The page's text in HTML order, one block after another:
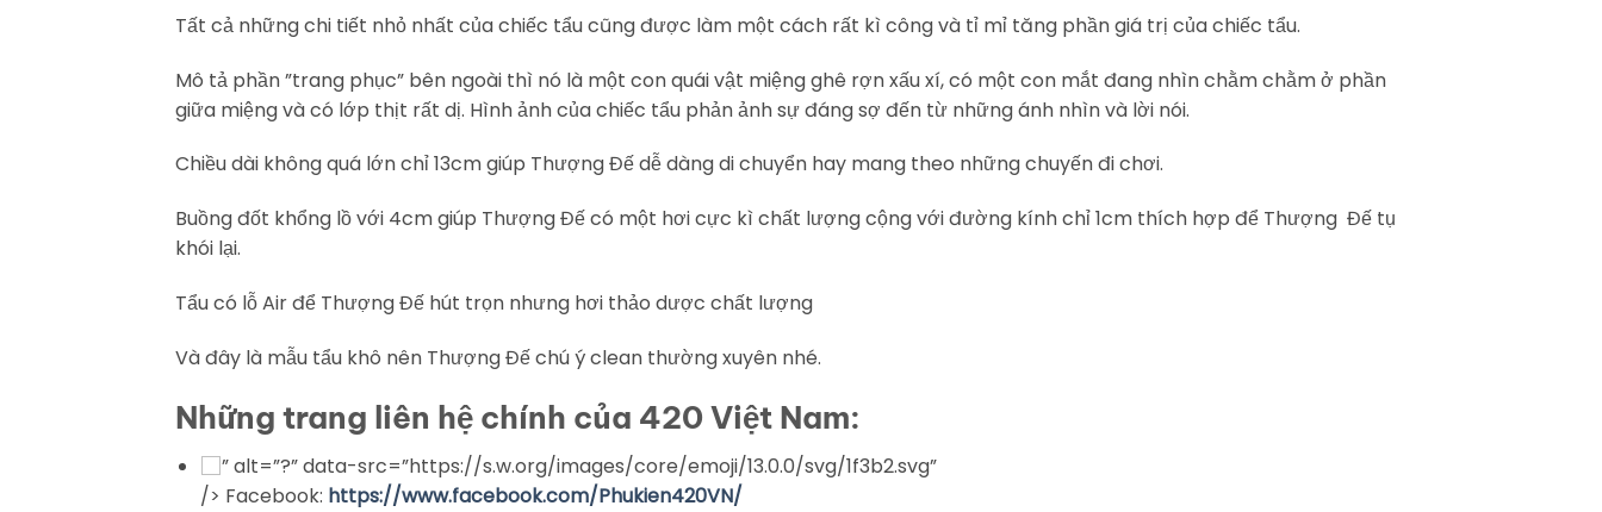
Tất cả những chi tiết nhỏ nhất của chiếc tẩu cũng được làm một cách rất kì công và tỉ mỉ tăng phần giá trị của chiếc tẩu.
Mô tả phần ”trang phục” bên ngoài thì nó là một con quái vật miệng ghê rợn xấu xí, có một con mắt đang nhìn chằm chằm ở phần
giữa miệng và có lớp thịt rất dị. Hình ảnh của chiếc tẩu phản ảnh sự đáng sợ đến từ những ánh nhìn và lời nói.
Chiều dài không quá lớn chỉ 13cm giúp Thượng Đế dễ dàng di chuyển hay mang theo những chuyến đi chơi.
Buồng đốt khổng lồ với 4cm giúp Thượng Đế có một hơi cực kì chất lượng cộng với đường kính chỉ 1cm thích hợp để Thượng Đế tụ
khói lại.
Tẩu có lỗ Air để Thượng Đế hút trọn nhưng hơi thảo dược chất lượng
Và đây là mẫu tẩu khô nên Thượng Đế chú ý clean thường xuyên nhé.
Những trang liên hệ chính của 420 Việt Nam:
” alt=”?” data-src=”https://s.w.org/images/core/emoji/13.0.0/svg/1f3b2.svg”
/> Facebook: https://www.facebook.com/Phukien420VN/